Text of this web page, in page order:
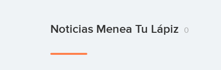
Noticias Menea Tu Lápiz 0